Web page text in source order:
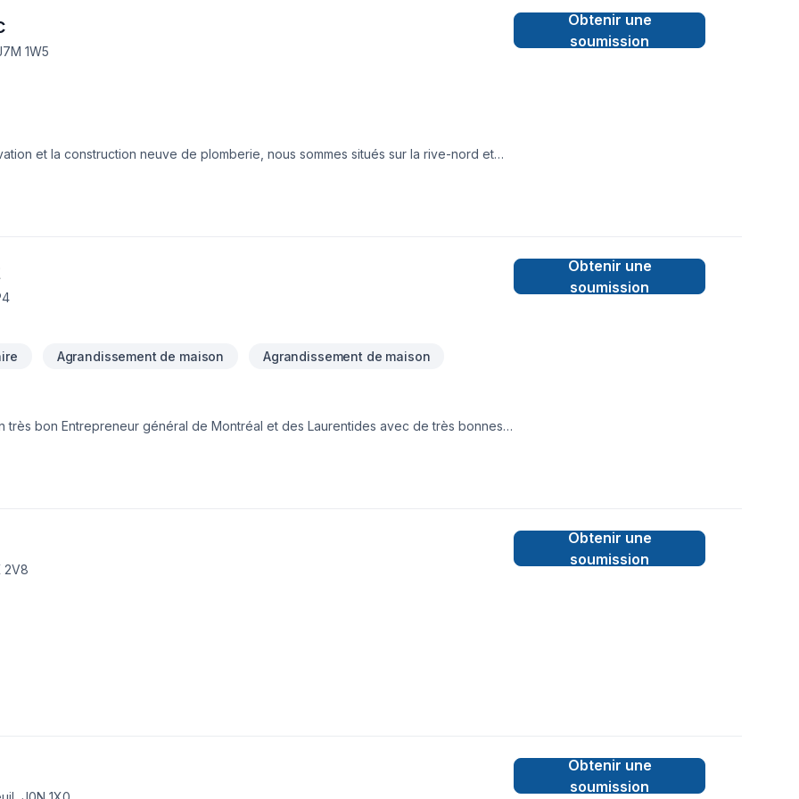
1W5
et la construction neuve de plomberie, nous sommes situés sur la rive-nord et
Obtenir une
soumission
Agrandissement de maison Agrandissement de maison
très bon Entrepreneur général de Montréal et des Laurentides avec de très bonnes
Obtenir une
soumission
2V8
Obtenir une
soumission
Obtenir une
soumission